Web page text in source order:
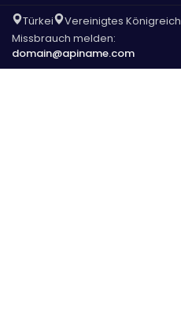
Türkei Vereinigtes Königreich
Missbrauch melden:
domain@apiname.com